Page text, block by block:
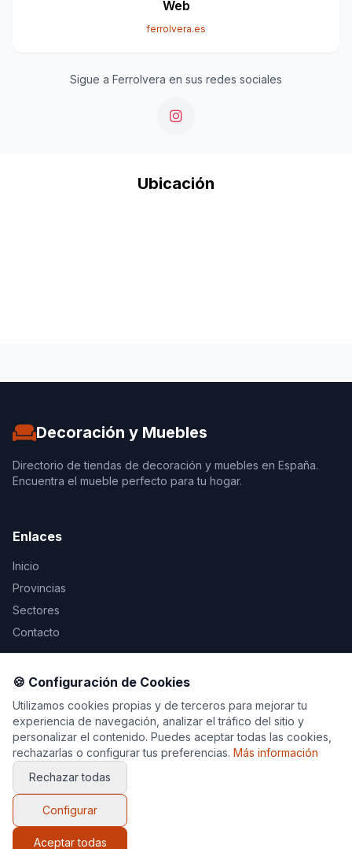
Web
ferrolvera.es
Sigue a Ferrolvera en sus redes sociales
Ubicación
Decoración y Muebles
Directorio de tiendas de decoración y muebles en España.
Encuentra el mueble perfecto para tu hogar.
Enlaces
Inicio
Provincias
Sectores
Contacto
Legal
Aviso Legal
Privacidad
Cookies
© 2026 Decoración y Muebles. Todos los derechos
🍪 Configuración de Cookies
Utilizamos cookies propias y de terceros para mejorar tu
experiencia de navegación, analizar el tráfico del sitio y
personalizar el contenido. Puedes aceptar todas las cookies,
rechazarlas o configurar tus preferencias. Más información
Rechazar todas
Configurar
Aceptar todas